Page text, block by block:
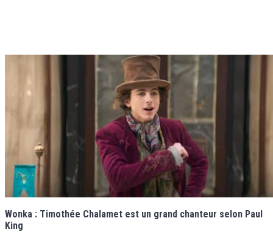
Wonka : Timothée Chalamet est un grand chanteur selon Paul
King